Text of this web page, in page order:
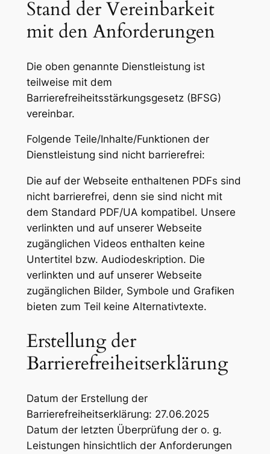
Stand der Vereinbarkeit
mit den Anforderungen
Die oben genannte Dienstleistung ist
teilweise mit dem
Barrierefreiheitsstärkungsgesetz (BFSG)
vereinbar.
Folgende Teile/Inhalte/Funktionen der
Dienstleistung sind nicht barrierefrei:
Die auf der Webseite enthaltenen PDFs sind
nicht barrierefrei, denn sie sind nicht mit
dem Standard PDF/UA kompatibel. Unsere
verlinkten und auf unserer Webseite
zugänglichen Videos enthalten keine
Untertitel bzw. Audiodeskription. Die
verlinkten und auf unserer Webseite
zugänglichen Bilder, Symbole und Grafiken
bieten zum Teil keine Alternativtexte.
Erstellung der
Barrierefreiheitserklärung
Datum der Erstellung der
Barrierefreiheitserklärung: 27.06.2025
Datum der letzten Überprüfung der o. g.
Leistungen hinsichtlich der Anforderungen